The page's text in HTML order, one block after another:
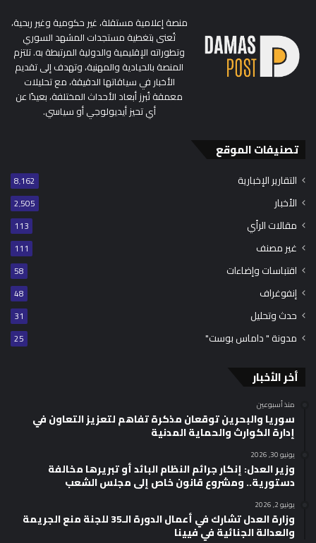
منصة إعلامية مستقلة، غير حكومية وغير ربحية،
تُعنى بتغطية مستجدات المشهد السوري
وتطوراته الإقليمية والدولية المرتبطة به. تلتزم
المنصة بالحيادية والمهنية، وتهدف إلى تقديم
الأخبار في سياقاتها الدقيقة، مع تحليلات
معمقة تُبرز أبعاد الأحداث المختلفة، بعيدًا عن
أي تحيز أيديولوجي أو سياسي.
تصنيفات الموقع
التقارير الإخبارية 8٬162
الأخبار 2٬505
مقالات الرأي 113
غير مصنف 111
اقتباسات وإضاءات 58
إنفوغراف 48
حدث وتحليل 31
مدونة " داماس بوست" 25
أخر الأخبار
منذ أسبوعين
سوريا والبحرين توقعان مذكرة تفاهم لتعزيز التعاون في
إدارة الكوارث والحماية المدنية
يونيو 30, 2026
وزير العدل: إنكار جرائم النظام البائد أو تبريرها مخالفة
دستورية.. ومشروع قانون خاص إلى مجلس الشعب
يونيو 2, 2026
وزارة العدل تشارك في أعمال الدورة الـ35 للجنة منع الجريمة
والعدالة الجنائية في فيينا